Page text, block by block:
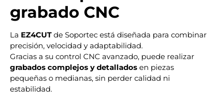
grabado CNC
La EZ4CUTde Soportec está diseñada para combinar
precisión, velocidad y adaptabilidad.
Gracias a su control CNC avanzado, puede realizar
grabados complejos y detallados en piezas
pequeñas o medianas, sin perder calidad ni
estabilidad.